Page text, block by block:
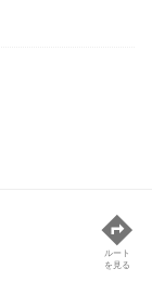
ルート
を見る